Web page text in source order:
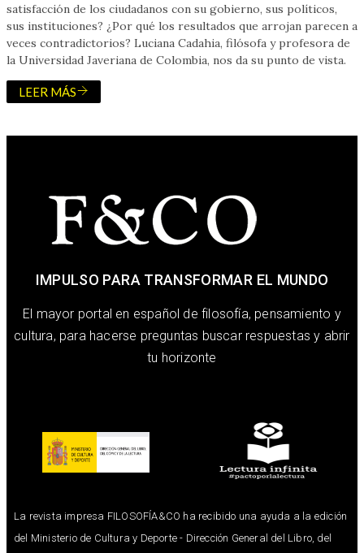
satisfacción de los ciudadanos con su gobierno, sus políticos,
sus instituciones? ¿Por qué los resultados que arrojan parecen a
veces contradictorios? Luciana Cadahia, filósofa y profesora de
la Universidad Javeriana de Colombia, nos da su punto de vista.
LEER MÁS
IMPULSO PARA TRANSFORMAR EL MUNDO
El mayor portal en español de filosofía, pensamiento y
cultura, para hacerse preguntas buscar respuestas y abrir
tu horizonte
La revista impresa FILOSOFÍA&CO ha recibido una ayuda a la edición
del Ministerio de Cultura y Deporte - Dirección General del Libro, del